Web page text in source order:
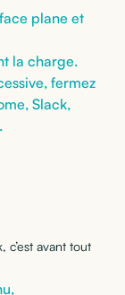
plane et
la charge.
fermez
Slack,
avant tout